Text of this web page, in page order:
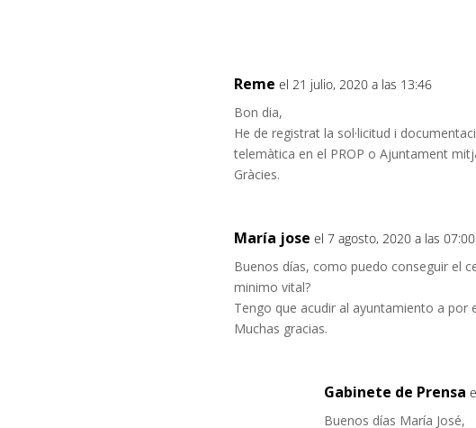
Reme el 21 julio, 2020 a las 13:46
Bon dia,
He de registrat la sol·licitud i
telemàtica en el PROP o Ajuntament
Gràcies.
María jose el 7 agosto, 2020 a las 07:00
Buenos días, como puedo conseguir el
minimo vital?
Tengo que acudir al ayuntamiento a por
Muchas gracias.
Gabinete de Prensa
Buenos días María José,